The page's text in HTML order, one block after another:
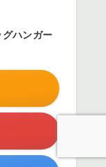
グハンガー